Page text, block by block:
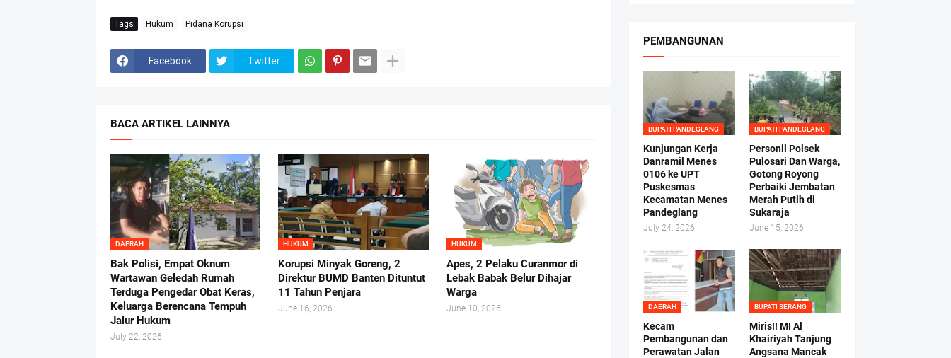
Tags Hukum Pidana Korupsi
Facebook Twitter
BACA ARTIKEL LAINNYA
DAERAH
Bak Polisi, Empat Oknum
Wartawan Geledah Rumah
Terduga Pengedar Obat Keras,
Keluarga Berencana Tempuh
Jalur Hukum
July 22, 2026
HUKUM
Korupsi Minyak Goreng, 2
Direktur BUMD Banten Dituntut
11 Tahun Penjara
June 16, 2026
HUKUM
Apes, 2 Pelaku Curanmor di
Lebak Babak Belur Dihajar
Warga
June 10, 2026
PEMBANGUNAN
BUPATI PANDEGLANG
Kunjungan Kerja
Danramil Menes
0106 ke UPT
Puskesmas
Kecamatan Menes
Pandeglang
July 24, 2026
BUPATI PANDEGLANG
Personil Polsek
Pulosari Dan Warga,
Gotong Royong
Perbaiki Jembatan
Merah Putih di
Sukaraja
June 15, 2026
DAERAH
Kecam
Pembangunan dan
Perawatan Jalan
BUPATI SERANG
Miris!! MI Al
Khairiyah Tanjung
Angsana Mancak